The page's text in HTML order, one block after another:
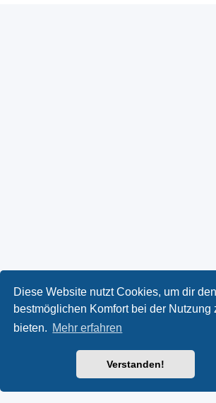
Diese Website nutzt Cookies, um dir den
bestmöglichen Komfort bei der Nutzung
bieten. Mehr erfahren
Verstanden!